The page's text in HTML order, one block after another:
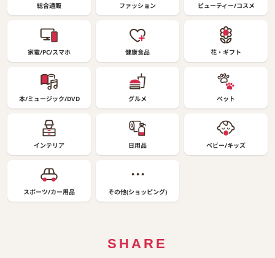
総合通販 ファッション ビューティー/コスメ
家電/PC/スマホ 健康食品 花・ギフト
本/ミュージック/DVD グルメ ペット
インテリア 日用品 ベビー/キッズ
スポーツ/カー用品 その他(ショッピング)
SHARE